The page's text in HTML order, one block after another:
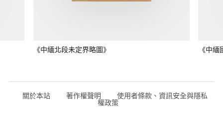
《中緬北段未定界略圖》 《中
關於本站 著作權聲明 使用者條款、資訊安全與隱私
權政策